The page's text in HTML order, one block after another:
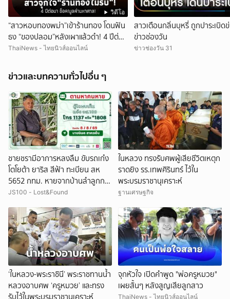
วิดีโอ
“สาวหอบทองพม่า”เข้าร้านทอง โดนฟัน
ธง “ของปลอม”หลังเผาแล้วดำ! 4 ปีต่อ
มา ช็อกมูลค่าพุ่งมหาศาล!
ThaiNews - ไทยนิวส์ออนไลน์
สาวเตือนกลิ่นบุหรี่ ถูกปาระเบิด
ข่าวช่องวัน
ข่าวช่องวัน 31
ข่าวและบทความทั่วไปอื่น ๆ
ชายชรามีอาการหลงลืม ขับรถเก๋ง
โตโยต้า ยาริส สีฟ้า ทะเบียน สห
5652 กทม. หายจากบ้านลำลูกกา
คลอง 4 จ.ปทุมธานี ผู้ใดพบเห็น
JS100 - Lost&Found
ในหลวง ทรงรับศพผู้เสียชีวิตเหตุก
ราดยิง รร.เทพศิรินทร์ ไว้ใน
พระบรมราชานุเคราะห์
ฐานเศรษฐกิจ
‘ในหลวง-พระราชินี’ พระราชทานน้ำ
หลวงอาบศพ ‘ครูหมวย’ และทรง
จุกหัวใจ เปิดคำพูด "พ่อครูหมวย"
เผยสั้นๆ หลังสูญเสียลูกสาว
ThaiNews - ไทยนิวส์ออนไลน์